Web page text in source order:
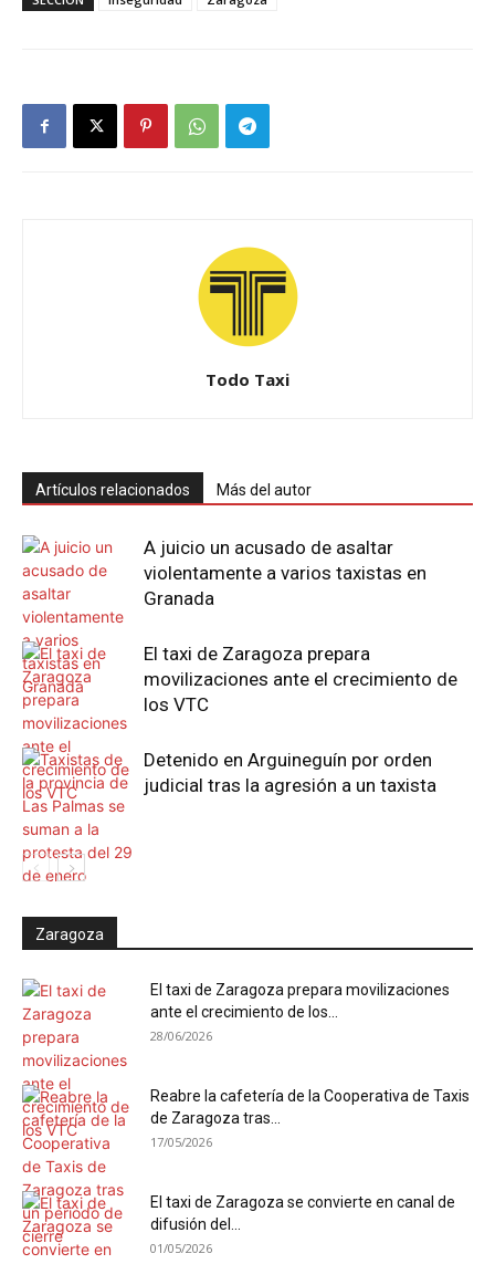
Todo Taxi
Artículos relacionados Más del autor
A juicio un acusado de asaltar
violentamente a varios taxistas en
Granada
El taxi de Zaragoza prepara
movilizaciones ante el crecimiento de
los VTC
Detenido en Arguineguín por orden
judicial tras la agresión a un taxista
Zaragoza
El taxi de Zaragoza prepara movilizaciones
ante el crecimiento de los...
28/06/2026
Reabre la cafetería de la Cooperativa de Taxis
de Zaragoza tras...
17/05/2026
El taxi de Zaragoza se convierte en canal de
difusión del...
01/05/2026